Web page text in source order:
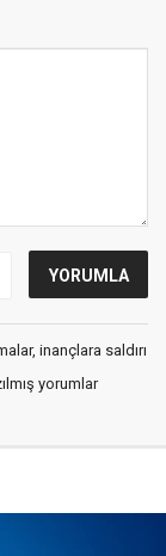
inançlara saldırı
yorumlar